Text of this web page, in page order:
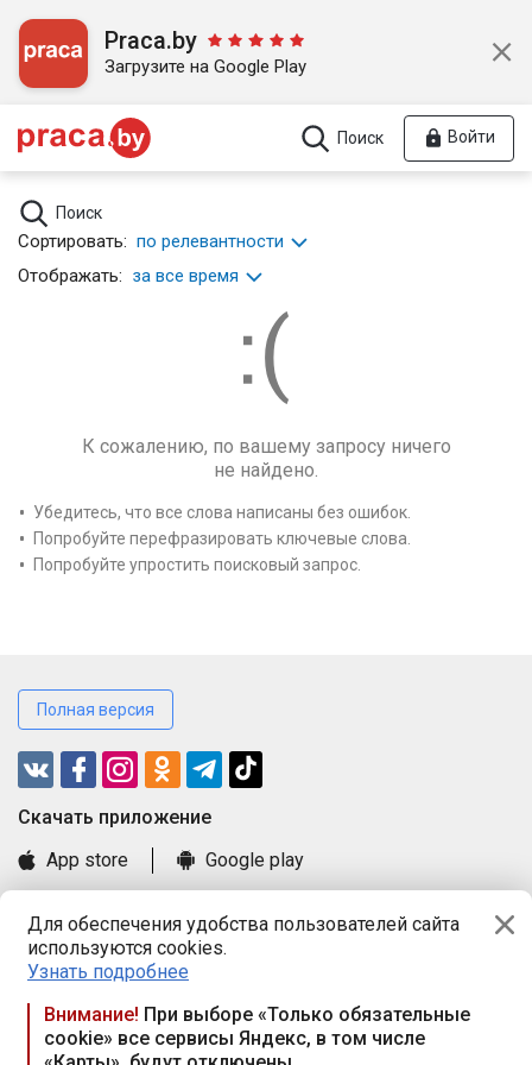
Для обеспечения удобства пользователей сайта
используются cookies.
Узнать подробнее
Внимание! При выборе «Только обязательные
cookie» все сервисы Яндекс, в том числе
Praca.by
Загрузите на Google Play
Поиск Войти
Поиск
Сортировать: по релевантности
Отображать: за все время
К сожалению, по вашему запросу ничего
не найдено.
Убедитесь, что все слова написаны без ошибок.
Попробуйте перефразировать ключевые слова.
Попробуйте упростить поисковый запрос.
Полная версия
Cкачать приложение
App store
Google play
Книга замечаний и предложений
Правила и документы
Praca.by © 2000—2026, ООО «ПРАЦА БАЙ»
Республика Беларусь, 220114, г. Минск, пр-т Независимости
117а, пом. № 9.